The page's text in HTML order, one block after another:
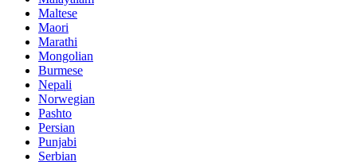
Maltese
Maori
Marathi
Mongolian
Burmese
Nepali
Norwegian
Pashto
Persian
Punjabi
Serbian